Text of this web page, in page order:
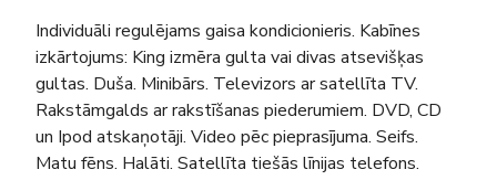
Individuāli regulējams gaisa kondicionieris. Kabīnes
izkārtojums: King izmēra gulta vai divas atsevišķas
gultas. Duša. Minibārs. Televizors ar satellīta TV.
Rakstāmgalds ar rakstīšanas piederumiem. DVD, CD
un Ipod atskaņotāji. Video pēc pieprasījuma. Seifs.
Matu fēns. Halāti. Satellīta tiešās līnijas telefons.